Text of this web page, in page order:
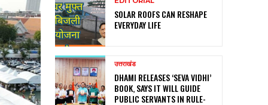
SOLAR ROOFS CAN RESHAPE
EVERYDAY LIFE
उत्तराखंड
DHAMI RELEASES ‘SEVA VIDHI’
BOOK, SAYS IT WILL GUIDE
PUBLIC SERVANTS IN RULE-